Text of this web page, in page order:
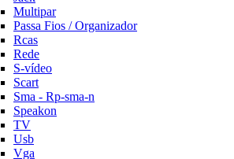
Multipar
Passa Fios / Organizador
Rcas
Rede
S-vídeo
Scart
Sma - Rp-sma-n
Speakon
TV
Usb
Vga